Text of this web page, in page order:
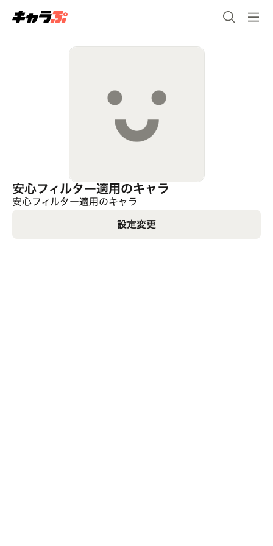
安心フィルター適用のキャラ
安心フィルター適用のキャラ
設定変更